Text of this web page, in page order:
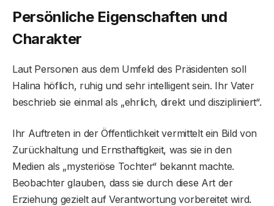
Persönliche Eigenschaften und
Charakter
Laut Personen aus dem Umfeld des Präsidenten soll
Halina höflich, ruhig und sehr intelligent sein. Ihr Vater
beschrieb sie einmal als „ehrlich, direkt und diszipliniert“.
Ihr Auftreten in der Öffentlichkeit vermittelt ein Bild von
Zurückhaltung und Ernsthaftigkeit, was sie in den
Medien als „mysteriöse Tochter“ bekannt machte.
Beobachter glauben, dass sie durch diese Art der
Erziehung gezielt auf Verantwortung vorbereitet wird.